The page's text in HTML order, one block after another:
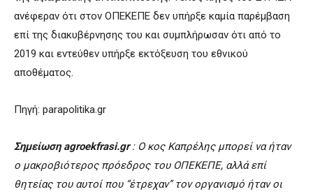
ανέφεραν ότι στον ΟΠΕΚΕΠΕ δεν υπήρξε καμία παρέμβαση
επί της διακυβέρνησης του και συμπλήρωσαν ότι από το
2019 και εντεύθεν υπήρξε εκτόξευση του εθνικού
αποθέματος.
Πηγή: parapolitika.gr
Σημείωση agroekfrasi.gr: Ο κος Καπρέλης μπορεί να ήταν
ο μακροβιότερος πρόεδρος του ΟΠΕΚΕΠΕ, αλλά επί
θητείας του αυτοί που “έτρεχαν” τον οργανισμό ήταν οι